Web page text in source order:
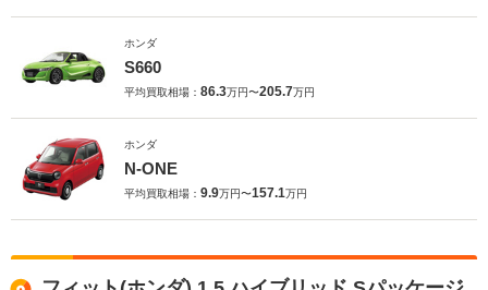
ホンダ
S660
平均買取相場： 86.3万円〜205.7万円
ホンダ
N-ONE
平均買取相場： 9.9万円〜157.1万円